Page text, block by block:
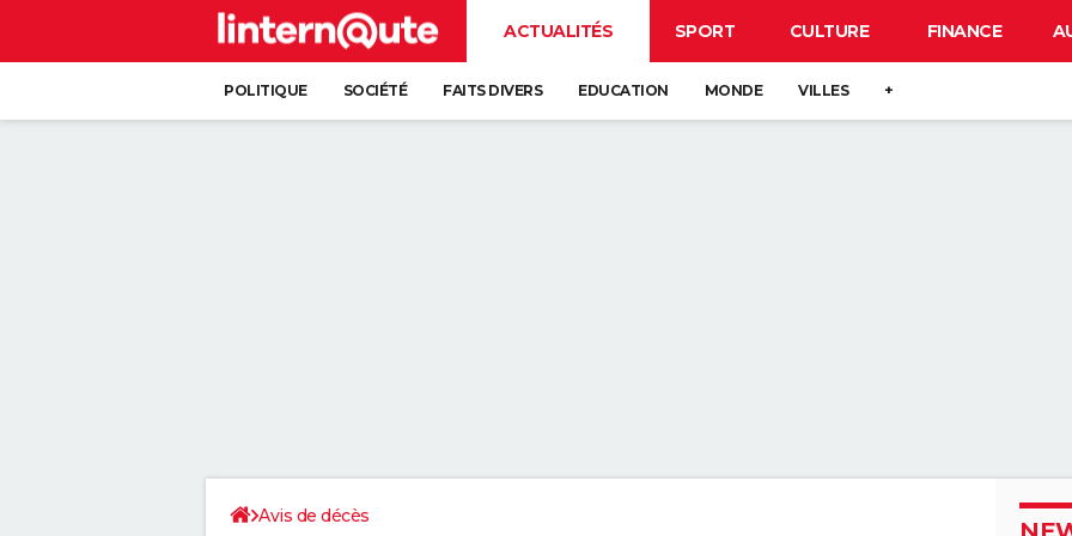
ACTUALITÉS SPORT CULTURE FINANCE
POLITIQUE SOCIÉTÉ FAITS DIVERS EDUCATION MONDE VILLES +
Avis de décès